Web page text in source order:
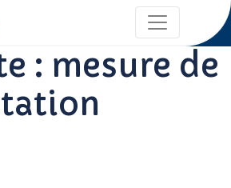
: mesure de